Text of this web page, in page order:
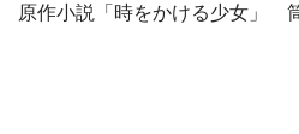
原作小説「時をかける少女」